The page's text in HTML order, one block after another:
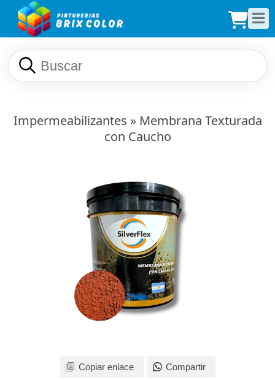
Impermeabilizantes » Membrana Texturada
con Caucho
Copiar enlace Compartir